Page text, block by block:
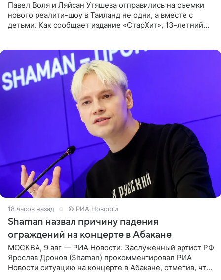
Павел Воля и Ляйсан Утяшева отправились на съемки
нового реалити-шоу в Таиланд не одни, а вместе с
детьми. Как сообщает издание «СтарХит», 13-летний
18 часов назад © РИА Новости
Shaman назвал причину падения
ограждений на концерте в Абакане
МОСКВА, 9 авг — РИА Новости. Заслуженный артист РФ
Ярослав Дронов (Shaman) прокомментировал РИА
Новости ситуацию на концерте в Абакане, отметив, что